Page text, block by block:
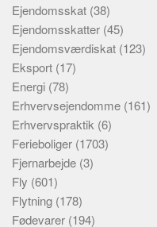
Ejendomsskat (38)
Ejendomsskatter (45)
Ejendomsværdiskat (123)
Eksport (17)
Energi (78)
Erhvervsejendomme (161)
Erhvervspraktik (6)
Ferieboliger (1703)
Fjernarbejde (3)
Fly (601)
Flytning (178)
Fødevarer (194)